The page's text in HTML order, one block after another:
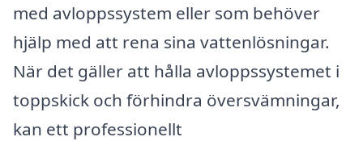
med avloppssystem eller som behöver
hjälp med att rena sina vattenlösningar.
När det gäller att hålla avloppssystemet i
toppskick och förhindra översvämningar,
kan ett professionellt